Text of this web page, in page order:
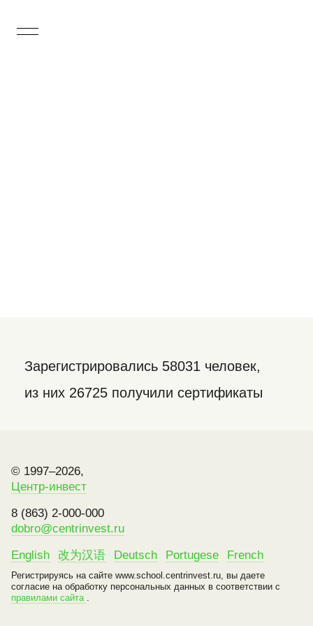
Зарегистрировались 58031 человек,
из них 26725 получили сертификаты
© 1997–2026,
Центр-инвест
English 改为汉语 Deutsch Portugese French
Регистрируясь на сайте www.school.centrinvest.ru, вы даете
согласие на обработку персональных данных в соответствии с
правилами сайта .
8 (863) 2-000-000
dobro@centrinvest.ru